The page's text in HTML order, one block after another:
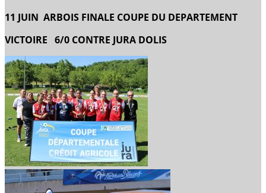
11 JUIN ARBOIS FINALE COUPE DU DEPARTEMENT
VICTOIRE 6/0 CONTRE JURA DOLIS